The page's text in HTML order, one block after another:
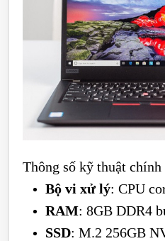
Thông số kỹ thuật chính
Bộ vi xử lý: CPU
RAM: 8GB DDR4
SSD: M.2 256GB